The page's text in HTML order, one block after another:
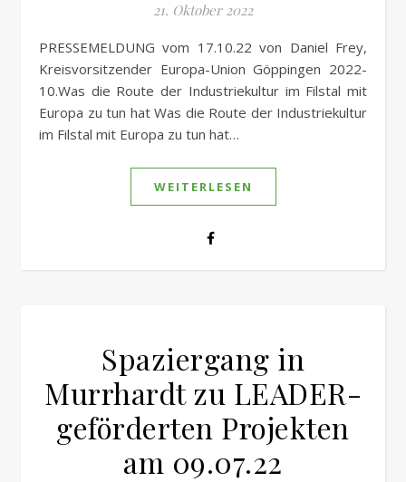
21. Oktober 2022
PRESSEMELDUNG vom 17.10.22 von Daniel Frey,
Kreisvorsitzender Europa-Union Göppingen 2022-
10.Was die Route der Industriekultur im Filstal mit
Europa zu tun hat Was die Route der Industriekultur
im Filstal mit Europa zu tun hat…
WEITERLESEN
Spaziergang in
Murrhardt zu LEADER-
geförderten Projekten
am 09.07.22